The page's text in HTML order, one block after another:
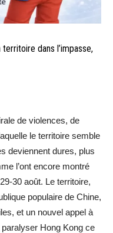
territoire dans l’impasse,
de violences, de
le territoire semble
deviennent dures, plus
l’ont encore montré
30 août. Le territoire,
populaire de Chine,
et un nouvel appel à
Hong Kong ce